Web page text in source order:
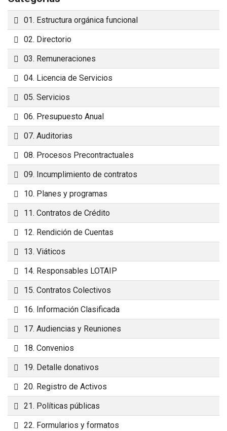
Carpeta
01. Estructura orgánica funcional
Carpeta
02. Directorio
Carpeta
03. Remuneraciones
Carpeta
04. Licencia de Servicios
Carpeta
05. Servicios
Carpeta
06. Presupuesto Anual
Carpeta
07. Auditorias
Carpeta
08. Procesos Precontractuales
Carpeta
09. Incumplimiento de contratos
Carpeta
10. Planes y programas
Carpeta
11. Contratos de Crédito
Carpeta
12. Rendición de Cuentas
Carpeta
13. Viáticos
Carpeta
14. Responsables LOTAIP
Carpeta
15. Contratos Colectivos
Carpeta
16. Información Clasificada
Carpeta
17. Audiencias y Reuniones
Carpeta
18. Convenios
Carpeta
19. Detalle donativos
Carpeta
20. Registro de Activos
Carpeta
21. Políticas públicas
Carpeta
22. Formularios y formatos